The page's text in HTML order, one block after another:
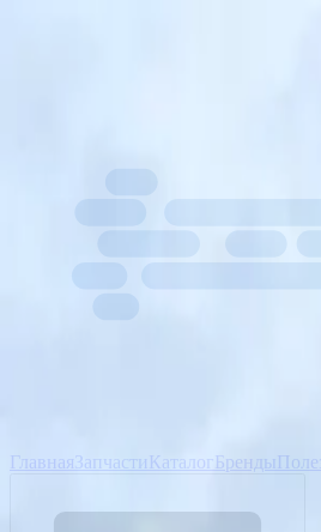
Главная Запчасти КаталогБренды